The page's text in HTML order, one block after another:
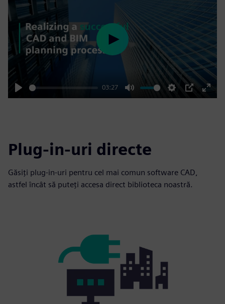
Play
03:27
Mute Settings
PIP
Enter
Play
Plug-in-uri directe
Găsiți plug-in-uri pentru cel mai comun software CAD,
astfel încât să puteți accesa direct biblioteca noastră.